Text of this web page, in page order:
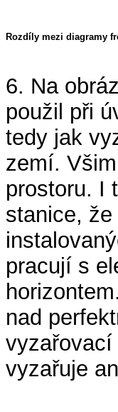
Rozdíly mezi diagramy
6. Na
použil při
tedy jak
zemí.
prostoru. I
stanice,
pracují s
nad
vyzařovací
vyzařuje